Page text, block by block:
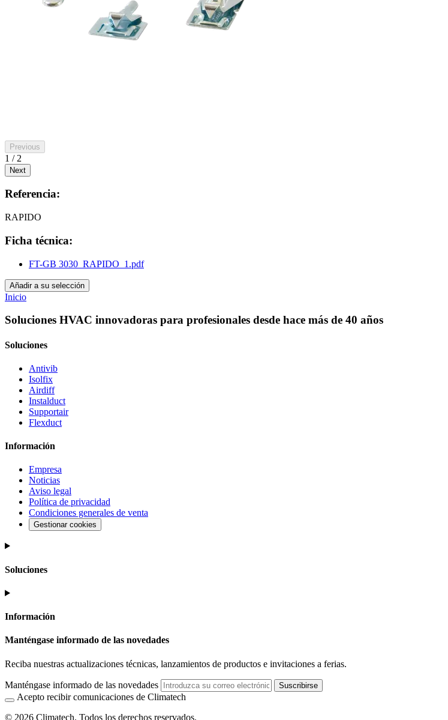
Previous
1 / 2
Next
Referencia:
RAPIDO
Ficha técnica:
FT-GB 3030_RAPIDO_1.pdf
Añadir a su selección
Inicio
Soluciones HVAC innovadoras para profesionales desde hace más de 40 años
Soluciones
Antivib
Isolfix
Airdiff
Instalduct
Supportair
Flexduct
Información
Empresa
Noticias
Aviso legal
Política de privacidad
Condiciones generales de venta
Gestionar cookies
Soluciones
Información
Manténgase informado de las novedades
Reciba nuestras actualizaciones técnicas, lanzamientos de productos e invitaciones a ferias.
Manténgase informado de las novedades Suscribirse
Acepto recibir comunicaciones de Climatech
© 2026 Climatech. Todos los derechos reservados.